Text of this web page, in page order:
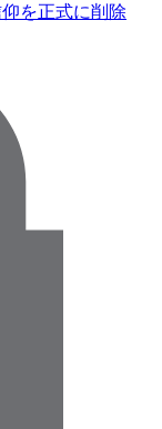
を正式に削除